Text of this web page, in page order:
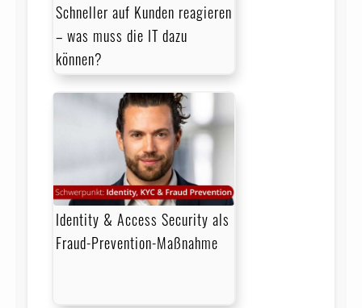
Schneller auf Kunden reagieren
– was muss die IT dazu
können?
Identity & Access Security als
Fraud-Prevention-Maßnahme